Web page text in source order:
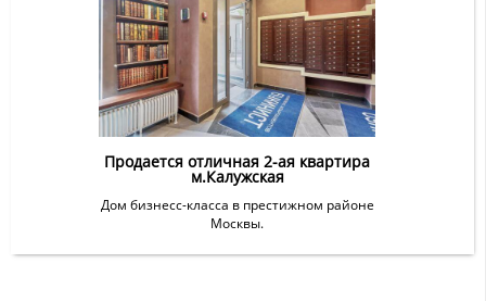
Продается отличная 2-ая квартира
м.Калужская
Дом бизнесс-класса в престижном районе
Москвы.